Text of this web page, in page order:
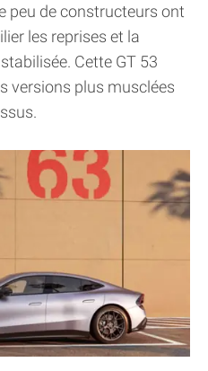
peu de constructeurs ont
les reprises et la
Cette GT 53
versions plus musclées